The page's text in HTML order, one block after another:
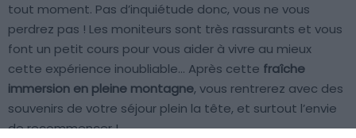
tout moment. Pas d’inquiétude donc, vous ne vous
perdrez pas ! Les moniteurs sont très rassurants et vous
font un petit cours pour vous aider à vivre au mieux
cette expérience inoubliable… Après cette fraîche
immersion en pleine montagne, vous rentrerez avec des
souvenirs de votre séjour plein la tête, et surtout l’envie
de recommencer !